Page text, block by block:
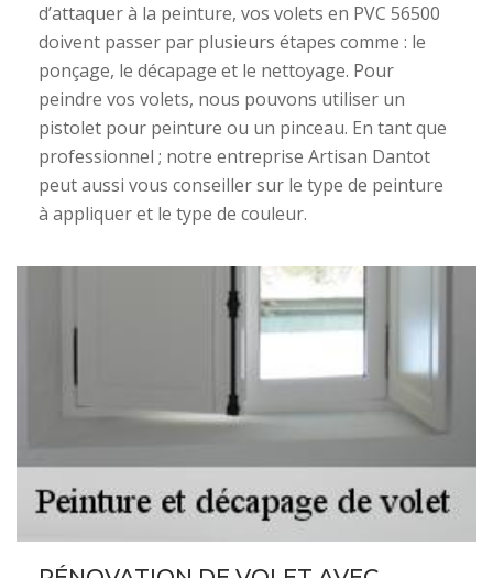
d’attaquer à la peinture, vos volets en PVC 56500
doivent passer par plusieurs étapes comme : le
ponçage, le décapage et le nettoyage. Pour
peindre vos volets, nous pouvons utiliser un
pistolet pour peinture ou un pinceau. En tant que
professionnel ; notre entreprise Artisan Dantot
peut aussi vous conseiller sur le type de peinture
à appliquer et le type de couleur.